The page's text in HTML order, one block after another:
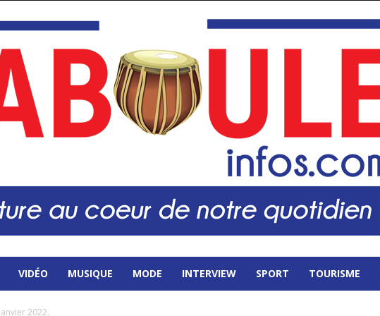
VIDÉO MUSIQUE MODE INTERVIEW SPORT TOURISME
2022.